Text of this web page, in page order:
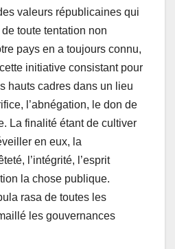
valeurs républicaines qui
de toute tentation non
pays en a toujours connu,
initiative consistant pour
hauts cadres dans un lieu
l’abnégation, le don de
La finalité étant de cultiver
en eux, la
l’intégrité, l’esprit
la chose publique.
rasa de toutes les
les gouvernances